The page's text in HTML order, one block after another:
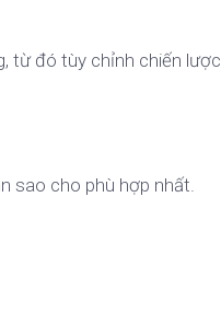
từ đó tùy chỉnh chiến lược
sao cho phù hợp nhất.